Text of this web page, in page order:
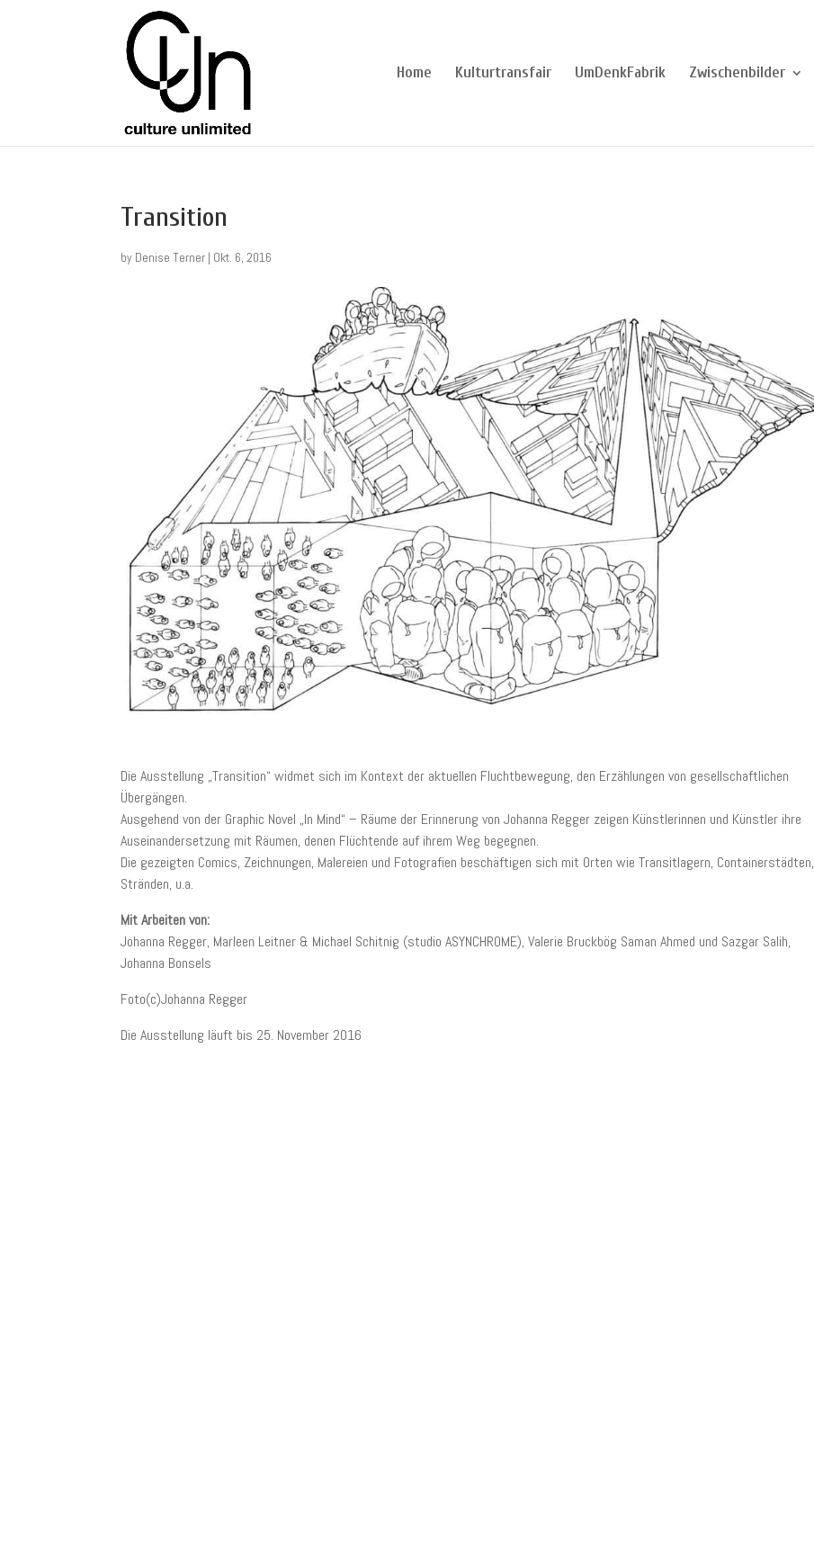
Home Kulturtransfair UmDenkFabrik Zwischenbilder
Transition
by Denise Terner | Okt. 6, 2016
Die Ausstellung „Transition“ widmet sich im Kontext der aktuellen Fluchtbewegung, den Erzählungen von gesellschaftlichen
Übergängen.
Ausgehend von der Graphic Novel „In Mind“ – Räume der Erinnerung von Johanna Regger zeigen Künstlerinnen und Künstler ihre
Auseinandersetzung mit Räumen, denen Flüchtende auf ihrem Weg begegnen.
Die gezeigten Comics, Zeichnungen, Malereien und Fotografien beschäftigen sich mit Orten wie Transitlagern, Containerstädten,
Stränden, u.a.
Mit Arbeiten von:
Johanna Regger, Marleen Leitner & Michael Schitnig (studio ASYNCHROME), Valerie Bruckbög Saman Ahmed und Sazgar Salih,
Johanna Bonsels
Foto(c)Johanna Regger
Die Ausstellung läuft bis 25. November 2016